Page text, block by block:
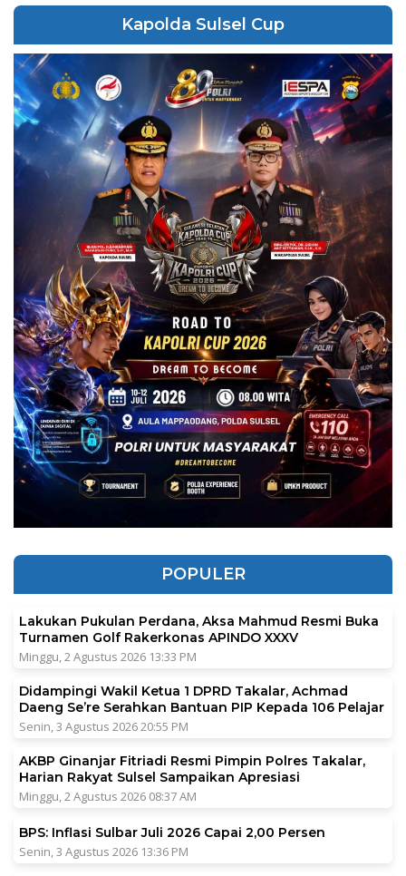
Kapolda Sulsel Cup
POPULER
Lakukan Pukulan Perdana, Aksa Mahmud Resmi Buka
Turnamen Golf Rakerkonas APINDO XXXV
Minggu, 2 Agustus 2026 13:33 PM
Didampingi Wakil Ketua 1 DPRD Takalar, Achmad
Daeng Se’re Serahkan Bantuan PIP Kepada 106 Pelajar
Senin, 3 Agustus 2026 20:55 PM
AKBP Ginanjar Fitriadi Resmi Pimpin Polres Takalar,
Harian Rakyat Sulsel Sampaikan Apresiasi
Minggu, 2 Agustus 2026 08:37 AM
BPS: Inflasi Sulbar Juli 2026 Capai 2,00 Persen
Senin, 3 Agustus 2026 13:36 PM